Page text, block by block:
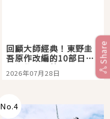
回顧大師經典！東野圭
吾原作改編的10部日本
影視作品推薦
2026年07月28日
No.4
Share